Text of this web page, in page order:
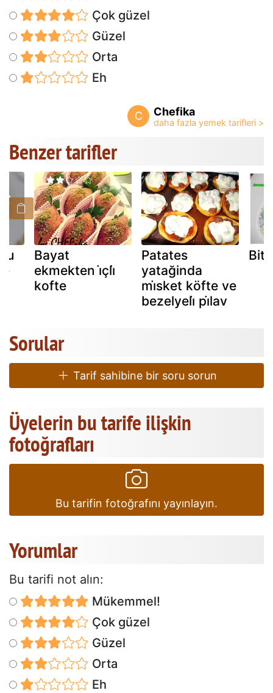
Çok güzel
Güzel
Orta
Eh
C Chefika
Benzer tarifler
Bayat
ekmekten i̇çli̇
kofte
Patates
yatağinda
mi̇sket köfte ve
bezelyeli̇ pi̇lav
Sorular
Tarif sahibine bir soru sorun
Üyelerin bu tarife ilişkin
fotoğrafları
Bu tarifin fotoğrafını yayınlayın.
Yorumlar
Bu tarifi not alın:
Mükemmel!
Çok güzel
Güzel
Orta
Eh